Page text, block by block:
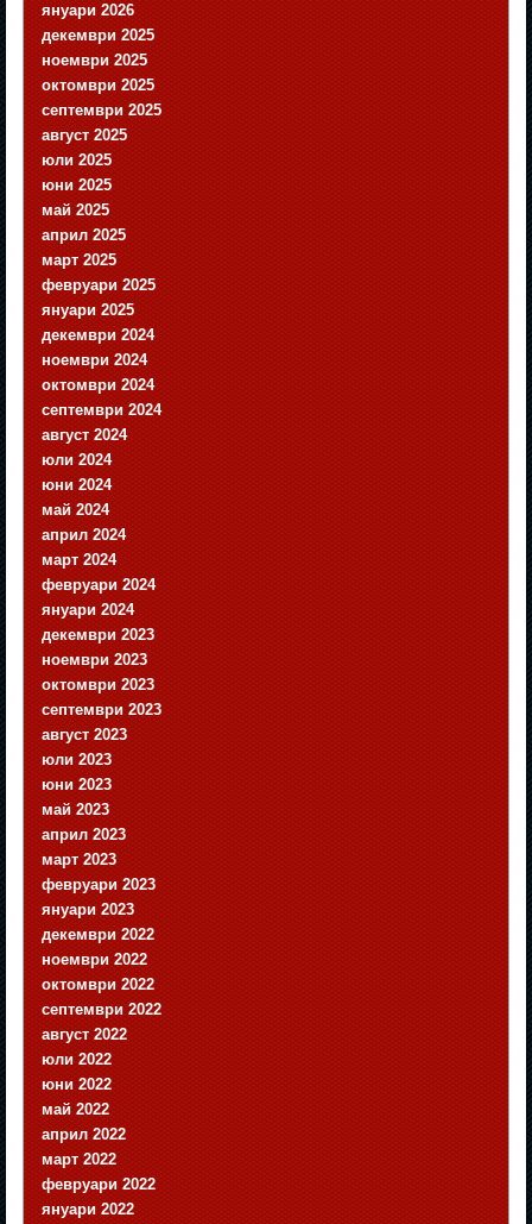
януари 2026
декември 2025
ноември 2025
октомври 2025
септември 2025
август 2025
юли 2025
юни 2025
май 2025
април 2025
март 2025
февруари 2025
януари 2025
декември 2024
ноември 2024
октомври 2024
септември 2024
август 2024
юли 2024
юни 2024
май 2024
април 2024
март 2024
февруари 2024
януари 2024
декември 2023
ноември 2023
октомври 2023
септември 2023
август 2023
юли 2023
юни 2023
май 2023
април 2023
март 2023
февруари 2023
януари 2023
декември 2022
ноември 2022
октомври 2022
септември 2022
август 2022
юли 2022
юни 2022
май 2022
април 2022
март 2022
февруари 2022
януари 2022